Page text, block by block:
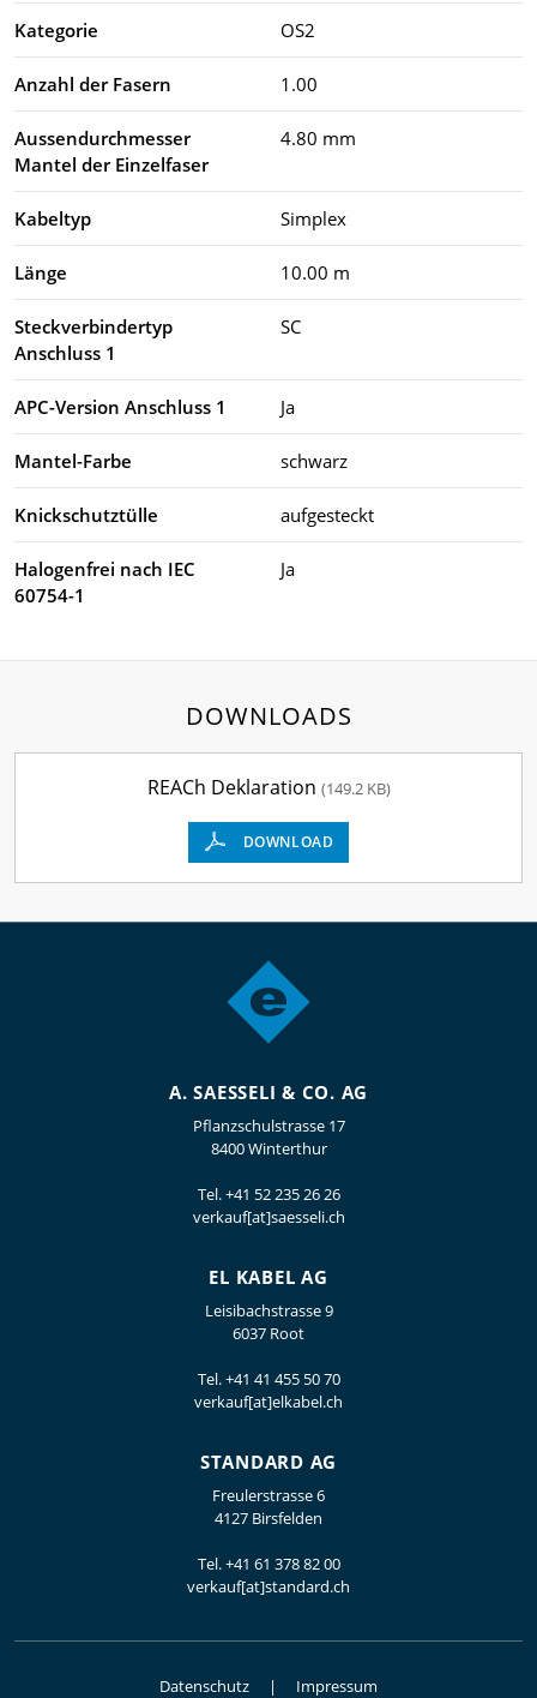
Kategorie OS2
Anzahl der Fasern 1.00
Aussendurchmesser
Mantel der Einzelfaser
4.80 mm
Kabeltyp Simplex
Länge 10.00 m
Steckverbindertyp
Anschluss 1
SC
APC-Version Anschluss 1 Ja
Mantel-Farbe schwarz
Knickschutztülle aufgesteckt
Halogenfrei nach IEC
60754-1
Ja
DOWNLOADS
REACh Deklaration (149.2 KB)
DOWNLOAD
A. SAESSELI & CO. AG
Pflanzschulstrasse 17
8400 Winterthur
Tel.+41 52 235 26 26
verkauf[at]saesseli.ch
EL KABEL AG
Leisibachstrasse 9
6037 Root
Tel.+41 41 455 50 70
verkauf[at]elkabel.ch
STANDARD AG
Freulerstrasse 6
4127 Birsfelden
Tel.+41 61 378 82 00
verkauf[at]standard.ch
Datenschutz Impressum